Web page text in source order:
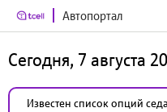
Автопортал
Сегодня, 7 августа
Известен список опций